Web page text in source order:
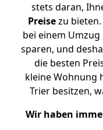
stets daran,
Preisezu
bei einem
sparen, und
die besten
kleine Wohnung
Trier besitzen,
Wir haben